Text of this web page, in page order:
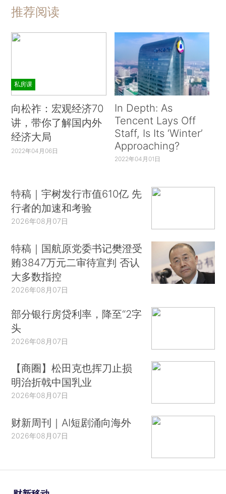
推荐阅读
私房课
向松祚：宏观经济70
讲，带你了解国内外
经济大局
2022年04月06日
In Depth: As
Tencent Lays Off
Staff, Is Its ‘Winter’
Approaching?
2022年04月01日
特稿｜宇树发行市值610亿 先
行者的加速和考验
2026年08月07日
特稿｜国航原党委书记樊澄受
贿3847万元二审待宣判 否认
大多数指控
2026年08月07日
部分银行房贷利率，降至“2字
头
2026年08月07日
【商圈】松田克也挥刀止损
明治折戟中国乳业
2026年08月07日
财新周刊｜AI短剧涌向海外
2026年08月07日